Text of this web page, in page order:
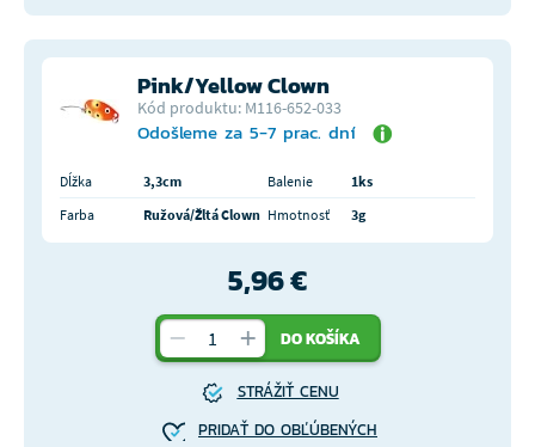
Pink/Yellow Clown
Kód produktu: M116-652-033
Odošleme za 5-7 prac. dní
Dĺžka 3,3cm Balenie
1ks
Farba
Ružová/Žltá Clown Hmotnosť 3g
5,96 €
DO KOŠÍKA
STRÁŽIŤ CENU
PRIDAŤ DO OBĽÚBENÝCH